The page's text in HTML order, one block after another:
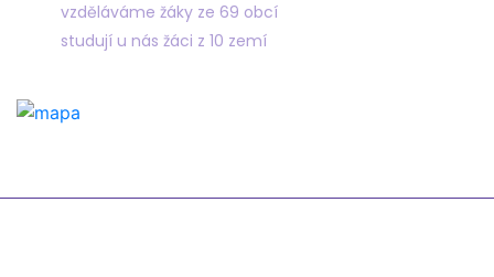
vzděláváme žáky ze 69 obcí
studují u nás žáci z 10 zemí